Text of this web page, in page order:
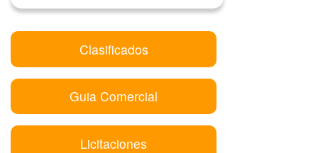
Clasificados
Guia Comercial
Licitaciones